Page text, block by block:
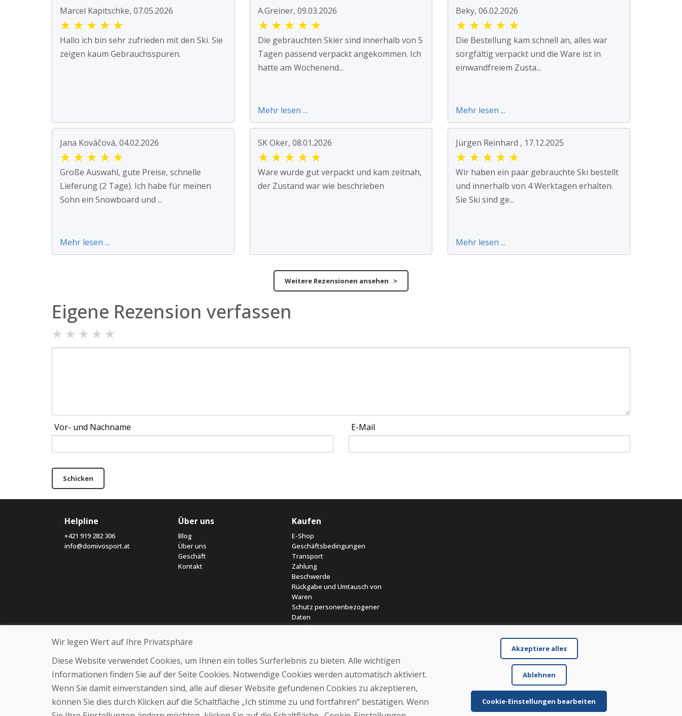
Marcel Kapitschke, 07.05.2026
★ ★ ★ ★ ★
Hallo ich bin sehr zufrieden mit den Ski. Sie
zeigen kaum Gebrauchsspuren.
A.Greiner, 09.03.2026
★ ★ ★ ★ ★
Die gebrauchten Skier sind innerhalb von 5
Tagen passend verpackt angekommen. Ich
hatte am Wochenend...
Mehr lesen ...
Beky, 06.02.2026
★ ★ ★ ★ ★
Die Bestellung kam schnell an, alles war
sorgfältig verpackt und die Ware ist in
einwandfreiem Zusta...
Mehr lesen ...
Jana Kováčová, 04.02.2026
★ ★ ★ ★ ★
Große Auswahl, gute Preise, schnelle
Lieferung (2 Tage). Ich habe für meinen
Sohn ein Snowboard und ...
Mehr lesen ...
SK Oker, 08.01.2026
★ ★ ★ ★ ★
Ware wurde gut verpackt und kam zeitnah,
der Zustand war wie beschrieben
Jürgen Reinhard , 17.12.2025
★ ★ ★ ★ ★
Wir haben ein paar gebrauchte Ski bestellt
und innerhalb von 4 Werktagen erhalten.
Sie Ski sind ge...
Mehr lesen ...
Weitere Rezensionen ansehen >
Eigene Rezension verfassen
★ ★ ★ ★ ★
Vor- und Nachname E-Mail
Schicken
Helpline
+421 919 282 306
info@domivosport.at
Über uns
Blog
Über uns
Geschäft
Kontakt
Kaufen
E-Shop
Geschäftsbedingungen
Transport
Zahlung
Beschwerde
Rückgabe und Umtausch von
Waren
Schutz personenbezogener
Daten
Cookies
© DOMIVOSPORT 2026, Alle Rechte vorbehalten
Wir legen Wert auf Ihre Privatsphäre
Diese Website verwendet Cookies, um Ihnen ein tolles Surferlebnis zu bieten. Alle wichtigen
Informationen finden Sie auf der Seite Cookies. Notwendige Cookies werden automatisch aktiviert.
Wenn Sie damit einverstanden sind, alle auf dieser Website gefundenen Cookies zu akzeptieren,
können Sie dies durch Klicken auf die Schaltfläche „Ich stimme zu und fortfahren“ bestätigen. Wenn
Akzeptiere alles
Ablehnen
Cookie-Einstellungen bearbeiten